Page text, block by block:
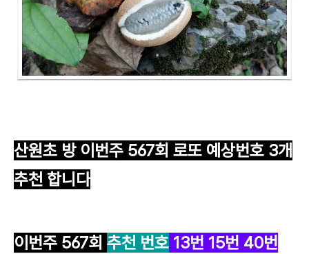
산원초 방 이번주 567회 로또 예상번호 3개
추천 합니다
이번주 567회 추천 번호 13번 15번 40번